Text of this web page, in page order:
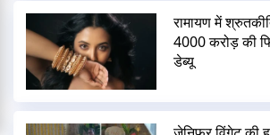
रामायण में
4000 करोड़ की
डेब्यू